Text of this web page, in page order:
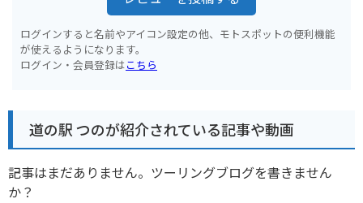
ログインすると名前やアイコン設定の他、モトスポットの便利機能
が使えるようになります。
ログイン・会員登録はこちら
道の駅 つのが紹介されている記事や動画
記事はまだありません。ツーリングブログを書きません
か？